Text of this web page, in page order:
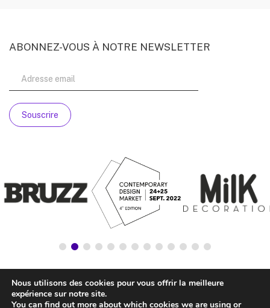
ABONNEZ-VOUS À NOTRE NEWSLETTER
Nous utilisons des cookies pour vous offrir la meilleure
expérience sur notre site.
You can find out more about which cookies we are using or